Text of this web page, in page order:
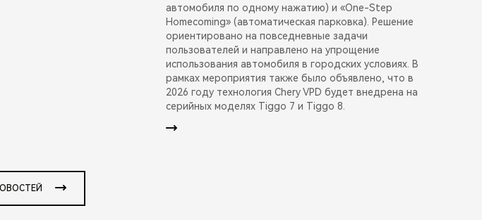
автомобиля по одному нажатию) и «One-Step
Homecoming» (автоматическая парковка). Решение
ориентировано на повседневные задачи
пользователей и направлено на упрощение
использования автомобиля в городских условиях. В
рамках мероприятия также было объявлено, что в
2026 году технология Chery VPD будет внедрена на
серийных моделях Tiggo 7 и Tiggo 8.